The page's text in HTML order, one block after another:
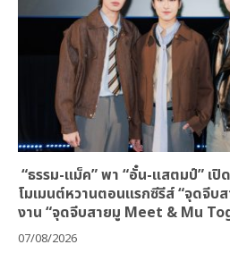
“ธรรม-แม็ค” พา “อั๋น-แสตมป์” เ
โมเมนต์หวานตอนแรกซีรีส์ “จุดจีบ
งาน “จุดจีบสายมู Meet & Mu
07/08/2026